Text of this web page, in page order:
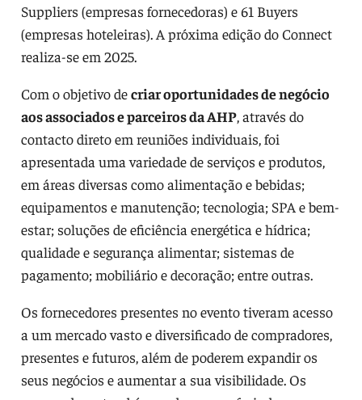
Suppliers (empresas fornecedoras) e 61 Buyers
(empresas hoteleiras). A próxima edição do Connect
realiza-se em 2025.
Com o objetivo decriar oportunidades de negócio
aos associados e parceiros da AHP, através do
contacto direto em reuniões individuais, foi
apresentada uma variedade de serviços e produtos,
em áreas diversas como alimentação e bebidas;
equipamentos e manutenção; tecnologia; SPA e bem-
estar; soluções de eficiência energética e hídrica;
qualidade e segurança alimentar; sistemas de
pagamento; mobiliário e decoração; entre outras.
Os fornecedores presentes no evento tiveram acesso
a um mercado vasto e diversificado de compradores,
presentes e futuros, além de poderem expandir os
seus negócios e aumentar a sua visibilidade. Os